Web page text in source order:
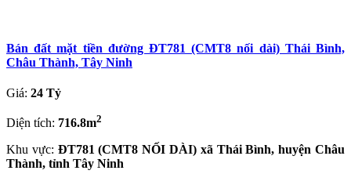
Bán đất mặt tiền đường ĐT781 (CMT8 nối dài) Thái Bình,
Châu Thành, Tây Ninh
Giá: 24 Tỷ
Diện tích: 716.8m2
Khu vực: ĐT781 (CMT8 NỐI DÀI) xã Thái Bình, huyện Châu
Thành, tỉnh Tây Ninh